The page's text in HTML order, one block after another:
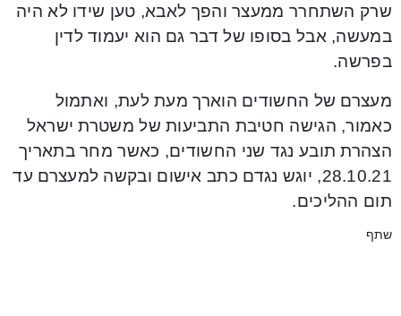
שרק השתחרר ממעצר והפך לאבא, טען שידו לא היה
במעשה, אבל בסופו של דבר גם הוא יעמוד לדין
בפרשה.
מעצרם של החשודים הוארך מעת לעת, ואתמול
כאמור, הגישה חטיבת התביעות של משטרת ישראל
הצהרת תובע נגד שני החשודים, כאשר מחר בתאריך
28.10.21, יוגש נגדם כתב אישום ובקשה למעצרם עד
תום ההליכים.
שתף